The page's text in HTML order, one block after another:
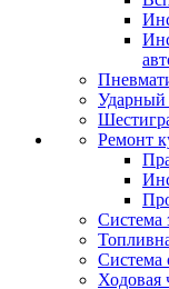
Ударный
Ремонт
Система
Система
Ходовая